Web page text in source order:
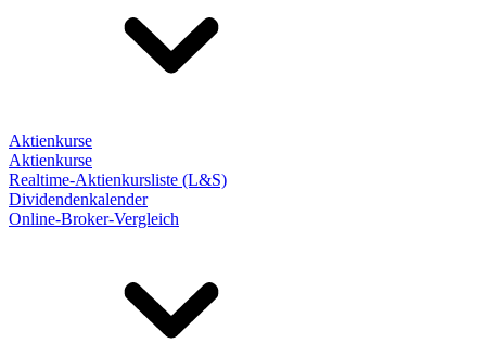
Aktienkurse
Aktienkurse
Realtime-Aktienkursliste (L&S)
Dividendenkalender
Online-Broker-Vergleich